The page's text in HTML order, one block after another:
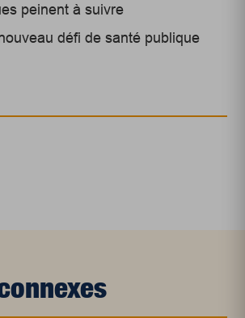
peinent à suivre
défi de santé publique